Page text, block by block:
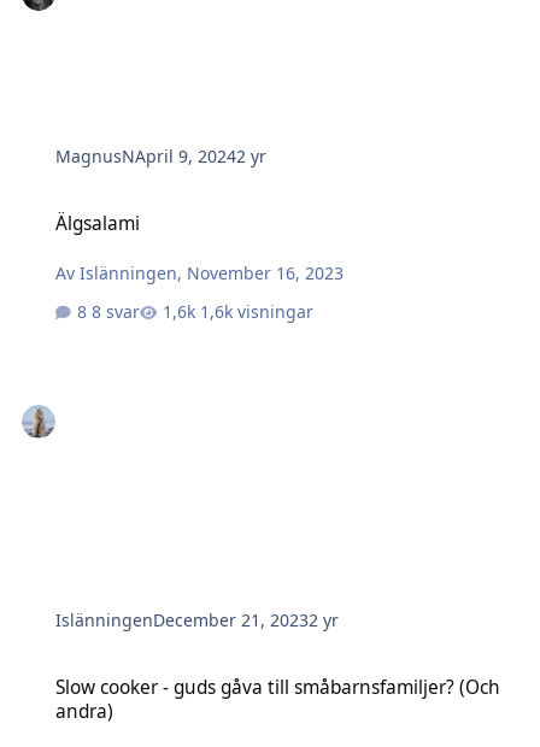
MagnusNApril 9, 20242 yr
Älgsalami
AvIslänningen, November 16, 2023
8 svar
1,6k visningar
IslänningenDecember 21, 20232 yr
Slow cooker - guds gåva till småbarnsfamiljer? (Och
andra)